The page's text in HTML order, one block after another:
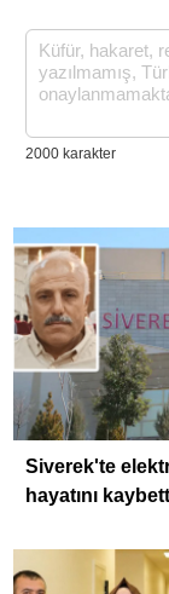
Siverek'te
hayatını